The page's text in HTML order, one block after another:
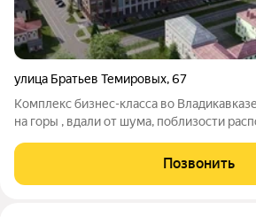
улица Братьев Темировых,67
Комплекс бизнес-класса во
на горы , вдали от шума, поблизости
игровая зона -колясочная и
не просто жилье, это
Позвонить